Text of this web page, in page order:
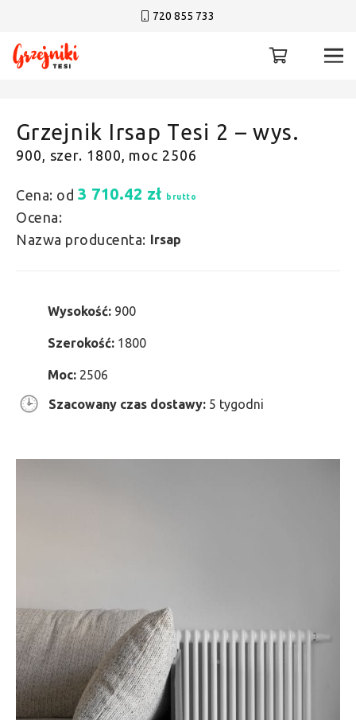
720 855 733
Grzejnik Irsap Tesi 2 – wys.
900, szer. 1800, moc 2506
Cena: od 3 710.42 zł brutto
Ocena:
Nazwa producenta: Irsap
Wysokość: 900
Szerokość: 1800
Moc: 2506
Szacowany czas dostawy: 5 tygodni